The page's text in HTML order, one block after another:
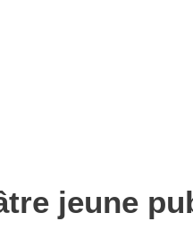
jeune